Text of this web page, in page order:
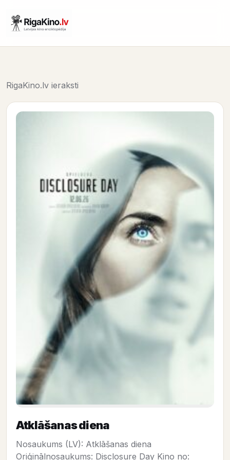
RigaKino.lv ieraksti
Atklāšanas diena
Nosaukums (LV): Atklāšanas diena
Oriģinālnosaukums: Disclosure Day Kino no: